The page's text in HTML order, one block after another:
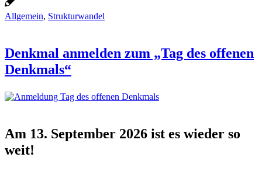
Allgemein, Strukturwandel
Denkmal anmelden zum „Tag des offenen
Denkmals“
Am 13. September 2026 ist es wieder so
weit!